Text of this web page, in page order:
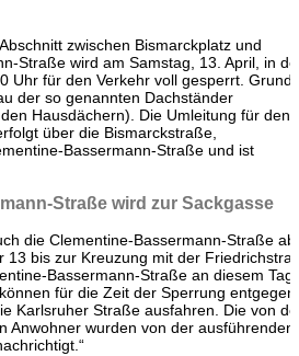
zwischen Bismarckplatz und
Straße wird am Samstag, 13. April, in
Uhr für den Verkehr voll gesperrt. Grund
der so genannten Dachständer
Hausdächern). Die Umleitung für den
über die Bismarckstraße,
Bassermann-Straße und ist
Straße wird zur Sackgasse
die Clementine-Bassermann-Straße ab
13 bis zur Kreuzung mit der
Bassermann-Straße an diesem Tag
für die Zeit der Sperrung entgegen
Karlsruher Straße ausfahren. Die von
Anwohner wurden von der ausführenden